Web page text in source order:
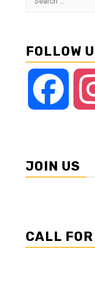
FOLLOW
JOIN US
CALL